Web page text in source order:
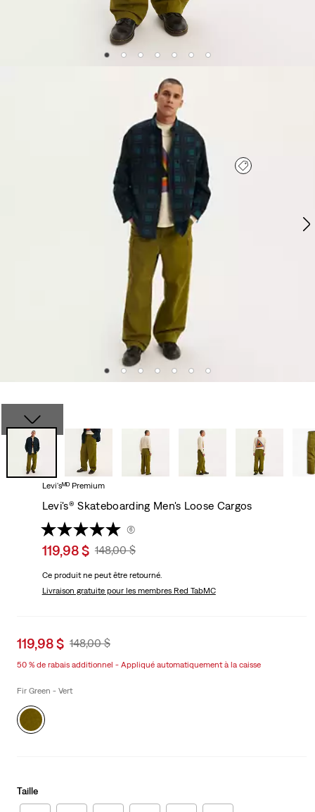
Levi'sᴹᴰ Premium
Levi's® Skateboarding Men's Loose Cargos
(6)
Sale
is
119,98 $ Original
Was
148,00 $
Ce produit ne peut être retourné.
Livraison gratuitepour les membres Red TabMC
Sale
is
119,98 $ Original
148,00 $
50 % de rabais additionnel - Appliqué automatiquement à la caisse
Fir Green - Vert
Taille